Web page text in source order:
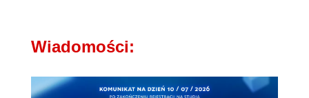
Wiadomości: